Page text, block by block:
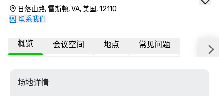
日落山路, 雷斯顿, VA, 美国, 12110
联系我们
概览 会议空间 地点 常见问题
场地详情